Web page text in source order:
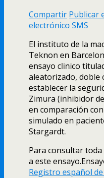
Compartir Publicar
electrónico SMS
El instituto de la
Teknon en
ensayo clinico
aleatorizado, doble
establecer la
Zimura (inhibidor
en comparación
simulado en
Stargardt.
Para consultar
a este
Registro español